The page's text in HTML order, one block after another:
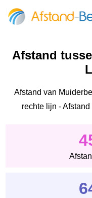
Afstand
Afstand van
rechte lijn -